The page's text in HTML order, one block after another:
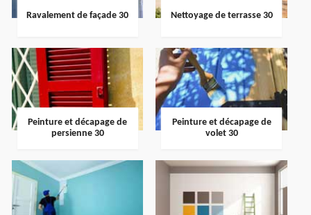
Ravalement de façade 30 Nettoyage de terrasse 30
Peinture et décapage de
persienne 30
Peinture et décapage de
volet 30